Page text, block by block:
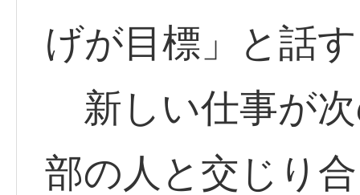
げが目標」と話
新しい仕事が
部の人と交じり